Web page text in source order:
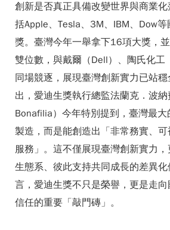
創新是否真正具備改變世界與商業
括Apple、Tesla、3M、IBM、Dow
獎。臺灣今年一舉拿下16項大獎，
雙位數，與戴爾（Dell）、陶氏化工
同場競逐，展現臺灣創新實力已站
出，愛迪生獎執行總監法蘭克．波
Bonafilia）今年特別提到，臺灣最
製造，而是能創造出「非常務實、
服務」。這不僅展現臺灣創新實力
生態系、彼此支持共同成長的差異
言，愛迪生獎不只是榮譽，更是走
信任的重要「敲門磚」。